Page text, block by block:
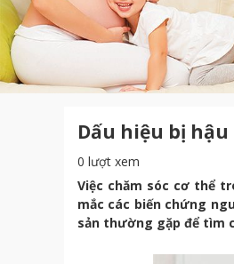
Dấu hiệu bị
0 lượt xem
Việc chăm sóc cơ thể
mắc các biến chứng
sản thường gặp để tìm